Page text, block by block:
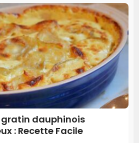
gratin dauphinois
: Recette Facile